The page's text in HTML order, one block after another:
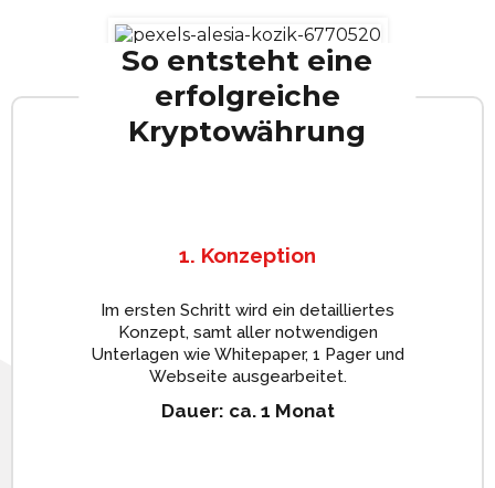
So entsteht eine
erfolgreiche
Kryptowährung
1. Konzeption
Im ersten Schritt wird ein detailliertes
Konzept, samt aller notwendigen
Unterlagen wie Whitepaper, 1 Pager und
Webseite ausgearbeitet.
Dauer: ca. 1 Monat